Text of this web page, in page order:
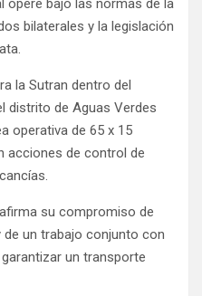
opere bajo las normas de la
bilaterales y la legislación
la Sutran dentro del
distrito de Aguas Verdes
operativa de 65 x 15
acciones de control de
su compromiso de
un trabajo conjunto con
un transporte